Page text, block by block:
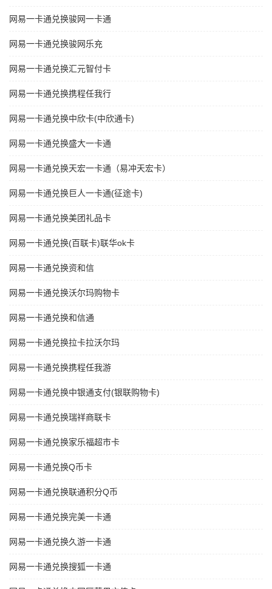
网易一卡通兑换骏网一卡通
网易一卡通兑换骏网乐充
网易一卡通兑换汇元智付卡
网易一卡通兑换携程任我行
网易一卡通兑换中欣卡(中欣通卡)
网易一卡通兑换盛大一卡通
网易一卡通兑换天宏一卡通（易冲天宏卡）
网易一卡通兑换巨人一卡通(征途卡)
网易一卡通兑换美团礼品卡
网易一卡通兑换(百联卡)联华ok卡
网易一卡通兑换资和信
网易一卡通兑换沃尔玛购物卡
网易一卡通兑换和信通
网易一卡通兑换拉卡拉沃尔玛
网易一卡通兑换携程任我游
网易一卡通兑换中银通支付(银联购物卡)
网易一卡通兑换瑞祥商联卡
网易一卡通兑换家乐福超市卡
网易一卡通兑换Q币卡
网易一卡通兑换联通积分Q币
网易一卡通兑换完美一卡通
网易一卡通兑换久游一卡通
网易一卡通兑换搜狐一卡通